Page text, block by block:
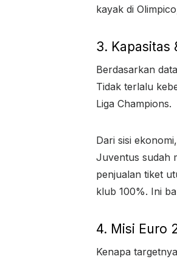
kayak di
3. Kapasitas
Berdasarkan
Tidak terlalu
Liga Champions.
Dari sisi
Juventus sudah
penjualan tiket
klub 100%. Ini
4. Misi Euro
Kenapa